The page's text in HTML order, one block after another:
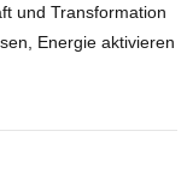
und Transformation
Energie aktivieren